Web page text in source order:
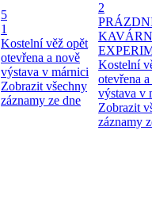
5
1
Kostelní věž opět
otevřena a nově
výstava v márnici
Zobrazit všechny
záznamy ze dne
2
Kostelní
otevřena
výstava v
Zobrazit
záznamy